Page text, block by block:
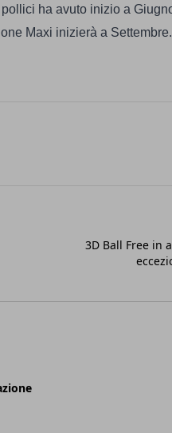
ha avuto inizio a
Maxi inizierà a Settembre.
3D Ball Free in